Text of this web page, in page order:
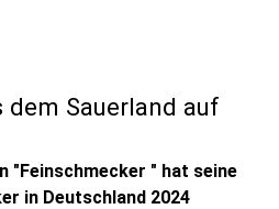
dem Sauerland auf
"Feinschmecker " hat seine
in Deutschland 2024